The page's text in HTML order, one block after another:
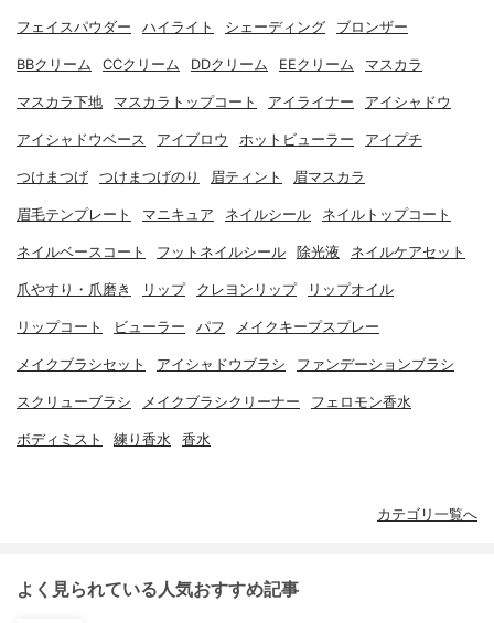
フェイスパウダー ハイライト シェーディング ブロンザー
BBクリーム CCクリーム DDクリーム EEクリーム マスカラ
マスカラ下地 マスカラトップコート アイライナー アイシャドウ
アイシャドウベース アイブロウ ホットビューラー アイプチ
つけまつげ つけまつげのり 眉ティント 眉マスカラ
眉毛テンプレート マニキュア ネイルシール ネイルトップコート
ネイルベースコート フットネイルシール 除光液 ネイルケアセット
爪やすり・爪磨き リップ クレヨンリップ リップオイル
リップコート ビューラー パフ メイクキープスプレー
メイクブラシセット アイシャドウブラシ ファンデーションブラシ
スクリューブラシ メイクブラシクリーナー フェロモン香水
ボディミスト 練り香水 香水
カテゴリ一覧へ
よく見られている人気おすすめ記事